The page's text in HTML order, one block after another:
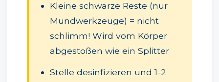
Kleine schwarze Reste (nur
Mundwerkzeuge) = nicht
schlimm! Wird vom Körper
abgestoßen wie ein Splitter
Stelle desinfizieren und 1-2